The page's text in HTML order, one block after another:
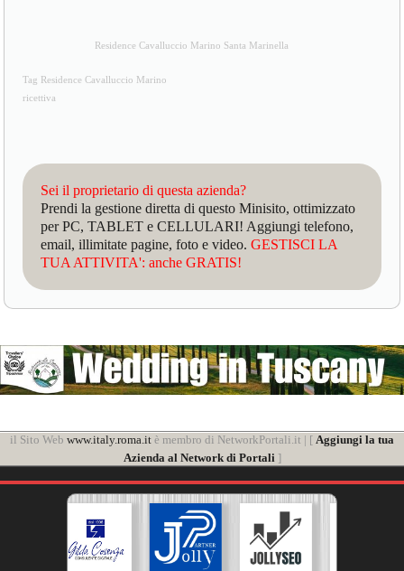
Residence Cavalluccio Marino Santa Marinella
Tag Residence Cavalluccio Marino
ricettiva
Sei il proprietario di questa azienda?
Prendi la gestione diretta di questo Minisito, ottimizzato
per PC, TABLET e CELLULARI! Aggiungi telefono,
email, illimitate pagine, foto e video.GESTISCI LA
TUA ATTIVITA': anche GRATIS!
il Sito Web www.italy.roma.it è membro di NetworkPortali.it | [ Aggiungi la tua
Azienda al Network di Portali]